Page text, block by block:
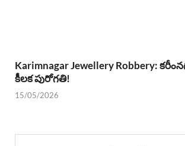
Karimnagar Jewellery Robbery:
కీలక పురోగతి!
15/05/2026